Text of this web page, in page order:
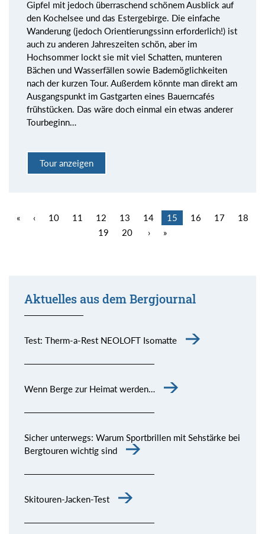
Gipfel mit jedoch überraschend schönem Ausblick auf
den Kochelsee und das Estergebirge. Die einfache
Wanderung (jedoch Orientierungssinn erforderlich!) ist
auch zu anderen Jahreszeiten schön, aber im
Hochsommer lockt sie mit viel Schatten, munteren
Bächen und Wasserfällen sowie Bademöglichkeiten
nach der kurzen Tour. Außerdem könnte man direkt am
Ausgangspunkt im Gastgarten eines Bauerncafés
frühstücken. Das wäre doch einmal ein etwas anderer
Tourbeginn…
Tour anzeigen
« ‹ 10 11 12 13 14 15 16 17
18
19
20 › »
Aktuelles aus dem Bergjournal
Test: Therm-a-Rest NEOLOFT Isomatte
Wenn Berge zur Heimat werden…
Sicher unterwegs: Warum Sportbrillen mit Sehstärke bei
Bergtouren wichtig sind
Skitouren-Jacken-Test